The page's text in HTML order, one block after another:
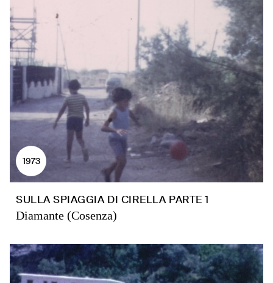
1973
SULLA SPIAGGIA DI CIRELLA PARTE 1
Diamante (Cosenza)